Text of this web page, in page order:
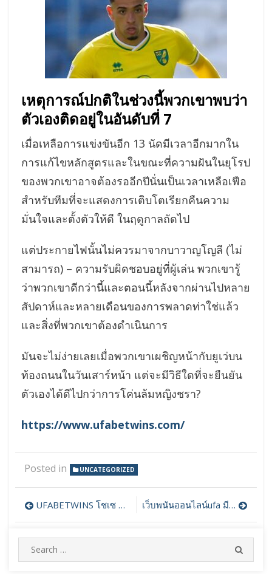
เหตุการณ์ปกติในช่วงนี้พวกเขาพบว่า
ตัวเองติดอยู่ในอันดับที่ 7
เมื่อเหลือการแข่งขันอีก 13 นัดมีเวลาอีกมากใน
การแก้ไขหลักสูตรและในขณะที่ความฝันในยุโรป
ของพวกเขาอาจต้องรออีกปีนั่นเป็นเวลาเหลือเฟือ
สำหรับทีมที่จะแสดงการเติบโตเรียกคืนความ
มั่นใจและตั้งตัวให้ดี ในฤดูกาลถัดไป
แต่ประกายไฟนั้นไม่ควรมาจากบาวาญโญลี (ไม่
สามารถ) – ความรับผิดชอบอยู่ที่ผู้เล่น พวกเขารู้
ว่าพวกเขาดีกว่านี้และตอนนี้หลังจากผ่านไปหลาย
สัปดาห์และหลายเดือนของการพลาดท่าใช่แล้ว
และสิ่งที่พวกเขาต้องดำเนินการ
มันจะไม่ง่ายเลยเมื่อพวกเขาเผชิญหน้ากับยูเว่บน
ท้องถนนในวันเสาร์หน้า แต่จะมีวิธีใดที่จะยืนยัน
ตัวเองได้ดีไปกว่าการโค่นล้มหญิงชรา?
https://www.ufabetwins.com/
Posted in UNCATEGORIZED
แนะแนว
เรื่อง
UFABETWINS โชเซ มูรีนโย:หนึ่งปีในการสวมชุดนอนของ Spurs เว็บพนันออนไลน์ufa มีการบริการอย่างครบครัน